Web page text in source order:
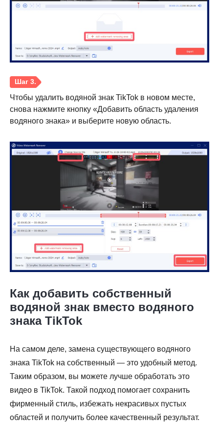
Чтобы удалить водяной знак TikTok в новом месте,
снова нажмите кнопку «Добавить область удаления
водяного знака» и выберите новую область.
Как добавить собственный
водяной знак вместо водяного
знака TikTok
На самом деле, замена существующего водяного
знака TikTok на собственный — это удобный метод.
Таким образом, вы можете лучше обработать это
видео в TikTok. Такой подход помогает сохранить
фирменный стиль, избежать некрасивых пустых
областей и получить более качественный результат.